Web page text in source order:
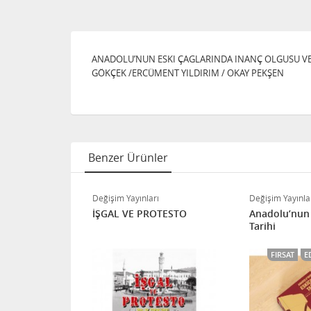
ANADOLU’NUN ESKI ÇAGLARINDA INANÇ OLGUSU
GÖKÇEK /ERCÜMENT YILDIRIM / OKAY PEKŞEN
Benzer Ürünler
Değişim Yayınları
İŞGAL VE PROTESTO
Değişim
Tarihi
FIRSAT